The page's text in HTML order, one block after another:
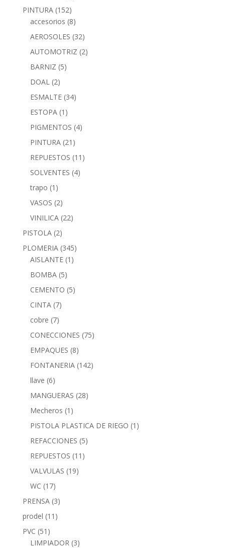
PINTURA (152)
accesorios (8)
AEROSOLES (32)
AUTOMOTRIZ (2)
BARNIZ (5)
DOAL (2)
ESMALTE (34)
ESTOPA (1)
PIGMENTOS (4)
PINTURA (21)
REPUESTOS (11)
SOLVENTES (4)
trapo (1)
VASOS (2)
VINILICA (22)
PISTOLA (2)
PLOMERIA (345)
AISLANTE (1)
BOMBA (5)
CEMENTO (5)
CINTA (7)
cobre (7)
CONECCIONES (75)
EMPAQUES (8)
FONTANERIA (142)
llave (6)
MANGUERAS (28)
Mecheros (1)
PISTOLA PLASTICA DE RIEGO (1)
REFACCIONES (5)
REPUESTOS (11)
VALVULAS (19)
WC (17)
PRENSA (3)
prodel (11)
PVC (51)
LIMPIADOR (3)